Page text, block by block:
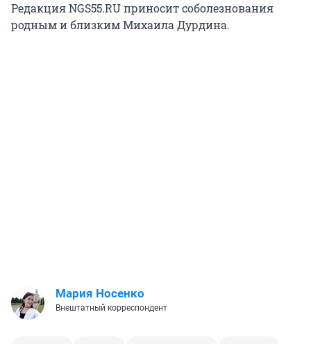
Редакция NGS55.RU приносит соболезнования
родным и близким Михаила Дурдина.
Мария Носенко
Внештатный корреспондент